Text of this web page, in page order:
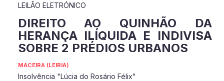
LEILÃO ELETRÓNICO
DIREITO AO QUINHÃO DA
HERANÇA ILÍQUIDA E INDIVISA
SOBRE 2 PRÉDIOS URBANOS
MACEIRA (LEIRIA)
Insolvência "Lúcia do Rosário Félix"